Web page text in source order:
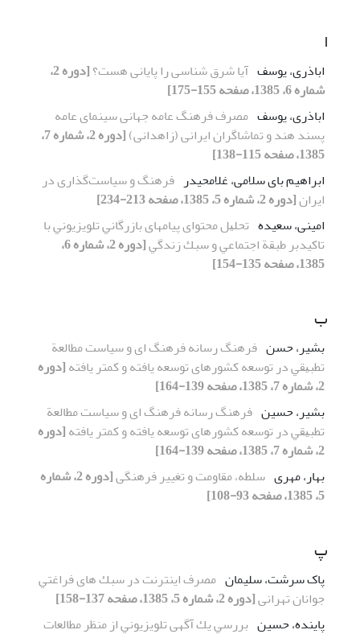
ا
اباذری، یوسف آیا شرق شناسی را پایانی هست؟
[دوره 2،
شماره 6، 1385، صفحه 155-175]
اباذری، یوسف مصرف فرهنگ عامه جهانی سینمای عامه
پسند هند و تماشاگران ایرانی (زاهدانی)
[دوره 2، شماره 7،
1385، صفحه 115-138]
ابراهیم بای سلامی، غلامحیدر فرهنگ و سیاستﮔﺬاری در
اﻳﺮان[دوره 2، شماره 5، 1385، صفحه 213-234]
امینی، سعیده ﺗﺤﻠﻴﻞ ﻣﺤﺘﻮای پیامهای ﺑﺎزرﮔﺎﻧﻲ ﺗﻠﻮﻳﺰﻳﻮﻧﻲ ﺑﺎ
تاکیدﺑﺮ ﻃﺒﻘﺔ اﺟﺘﻤﺎﻋﻲ و ﺳﺒﻚ زﻧﺪﮔﻲ
[دوره 2، شماره 6،
1385، صفحه 135-154]
ب
بشیر، حسن فرهنگ رﺳﺎﻧﻪ فرهنگ ای و سیاست ﻣﻄﺎﻟﻌﺔ
ﺗﻄﺒﻴﻘﻲ در ﺗﻮﺳﻌﻪ کشورهای ﺗﻮﺳﻌﻪ ﻳﺎﻓﺘﻪ و ﻛﻤﺘﺮ ﻳﺎﻓﺘﻪ[دوره
2، شماره 7، 1385، صفحه 139-164]
بشیر، حسین فرهنگ رﺳﺎﻧﻪ فرهنگ ای و سیاست ﻣﻄﺎﻟﻌﺔ
ﺗﻄﺒﻴﻘﻲ در ﺗﻮﺳﻌﻪ کشورهای ﺗﻮﺳﻌﻪ ﻳﺎﻓﺘﻪ و ﻛﻤﺘﺮ ﻳﺎﻓﺘﻪ[دوره
2، شماره 7، 1385، صفحه 139-164]
بهار، مهری ﺳﻠﻄﻪ، ﻣﻘﺎوﻣﺖ و تغییر فرهنگی
[دوره 2، شماره
5، 1385، صفحه 93-108]
پ
پاک سرشت، سلیمان ﻣﺼﺮف اﻳﻨﺘﺮﻧﺖ در ﺳﺒﻚ های ﻓﺮاﻏﺘﻲ
ﺟﻮاﻧﺎن تهرانی[دوره 2، شماره 5، 1385، صفحه 137-158]
پاینده، حسین ﺑﺮرﺳﻲ ﻳﻚ آگهی ﺗﻠﻮﻳﺰﻳﻮﻧﻲ از ﻣﻨﻈﺮ ﻣﻄﺎﻟﻌﺎت